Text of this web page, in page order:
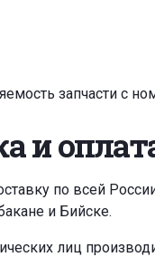
запчасти с
и
по всей
и Бийске.
лиц